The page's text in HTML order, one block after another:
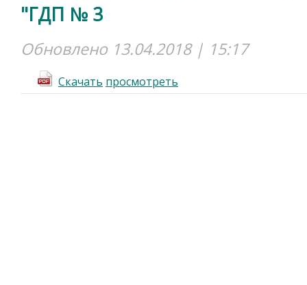
"ГДП № 3
Обновлено 13.04.2018 | 15:17
Cкачать просмотреть